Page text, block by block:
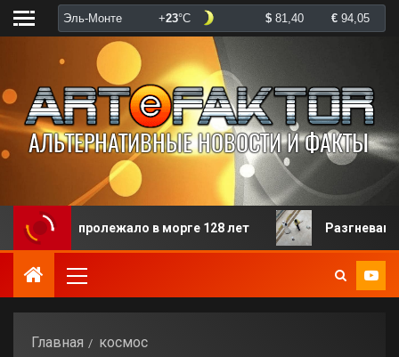
пролежало в морге 128 лет Разгневанная
Главная космос